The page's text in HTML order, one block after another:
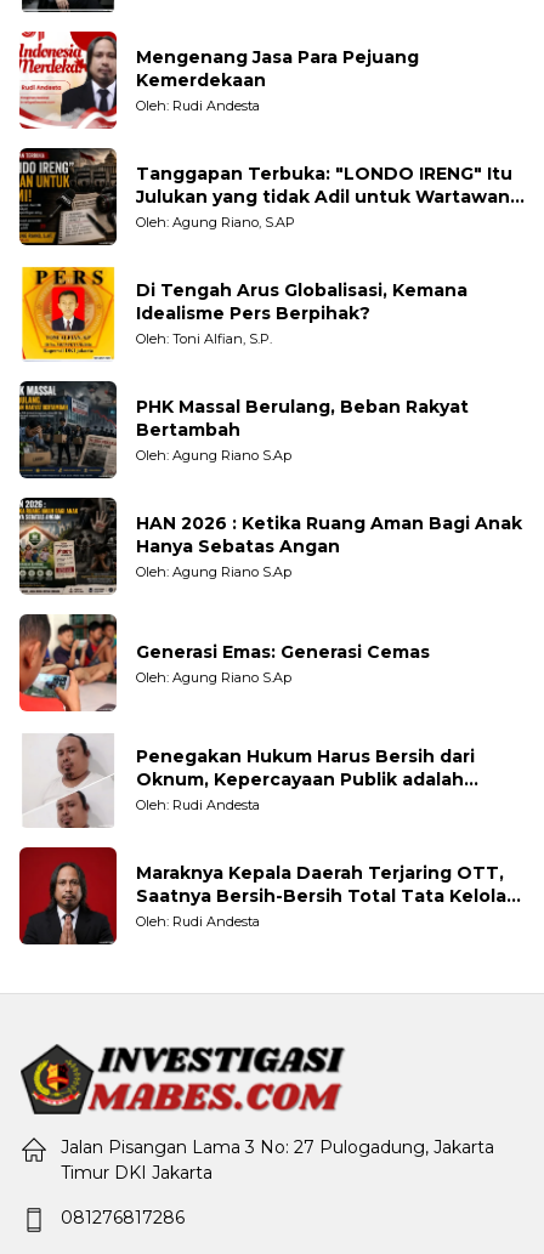
Mengenang Jasa Para Pejuang
Kemerdekaan
Oleh: Rudi Andesta
Tanggapan Terbuka: "LONDO IRENG" Itu
Julukan yang tidak Adil untuk Wartawan,
Pengamat dan LSM
Oleh: Agung Riano, S.AP
Di Tengah Arus Globalisasi, Kemana
Idealisme Pers Berpihak?
Oleh: Toni Alfian, S.P.
PHK Massal Berulang, Beban Rakyat
Bertambah
Oleh: Agung Riano S.Ap
HAN 2026 : Ketika Ruang Aman Bagi Anak
Hanya Sebatas Angan
Oleh: Agung Riano S.Ap
Generasi Emas: Generasi Cemas
Oleh: Agung Riano S.Ap
Penegakan Hukum Harus Bersih dari
Oknum, Kepercayaan Publik adalah
Taruhannya
Oleh: Rudi Andesta
Maraknya Kepala Daerah Terjaring OTT,
Saatnya Bersih-Bersih Total Tata Kelola
Pemerintahan
Oleh: Rudi Andesta
Jalan Pisangan Lama 3 No: 27 Pulogadung, Jakarta
Timur DKI Jakarta
081276817286